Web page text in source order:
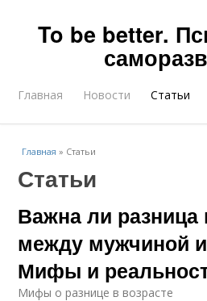
To be better.
Главная Новости Статьи
Главная » Статьи
Статьи
Важна ли разница
между мужчиной
Мифы и
Мифы о разнице в возрасте